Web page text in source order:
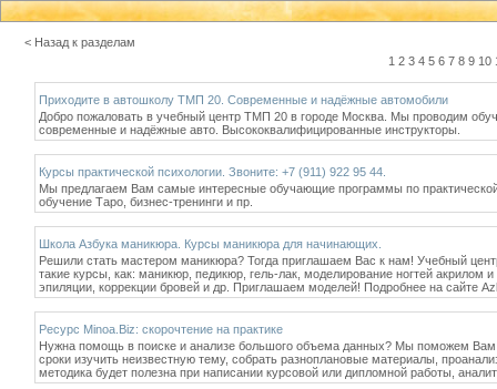
< Назад к разделам
1 2 3 4 5 6 7 8 9 10
Приходите в автошколу ТМП 20. Современные и надёжные автомобили
Добро пожаловать в учебный центр ТМП 20 в городе Москва. Мы проводим
современные и надёжные авто. Высококвалифицированные инструкторы.
Курсы практической психологии. Звоните: +7 (911) 922 95 44.
Мы предлагаем Вам самые интересные обучающие программы по
обучение Таро, бизнес-тренинги и пр.
Школа Азбука маникюра. Курсы маникюра для начинающих.
Решили стать мастером маникюра? Тогда приглашаем Вас к нам! Учебный
такие курсы, как: маникюр, педикюр, гель-лак, моделирование ногтей
эпиляции, коррекции бровей и др. Приглашаем моделей! Подробнее на сайте
Ресурс Minoa.Biz: скорочтение на практике
Нужна помощь в поиске и анализе большого объема данных? Мы поможем
сроки изучить неизвестную тему, собрать разноплановые материалы,
методика будет полезна при написании курсовой или дипломной работы,